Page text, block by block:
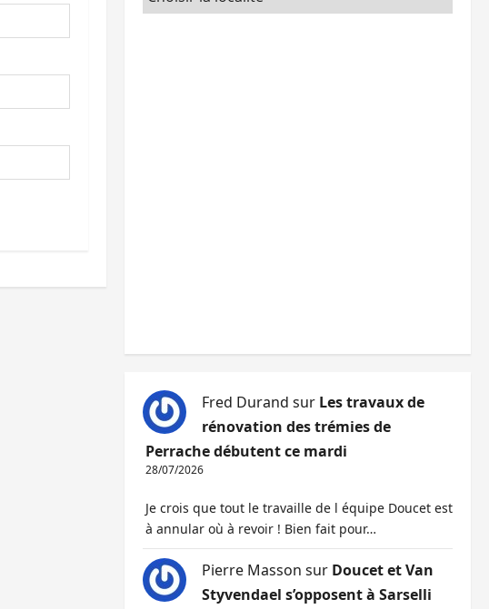
Fred Durand sur Les travaux de
rénovation des trémies de
Perrache débutent ce mardi
28/07/2026
Je crois que tout le travaille de l équipe Doucet est
à annular où à revoir ! Bien fait pour…
Pierre Masson sur Doucet et Van
Styvendael s’opposent à Sarselli